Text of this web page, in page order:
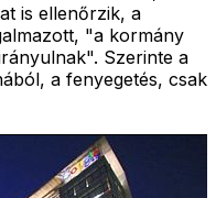
is ellenőrzik, a
"a kormány
Szerinte a
a fenyegetés, csak